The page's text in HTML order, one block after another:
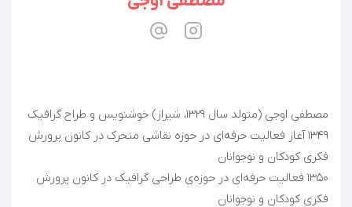
۱۳۴۹ آغاز فعالیت حرفه‌ای در حوزه نقاشی متحرک در کانون پرورش
۱۳۵۰ فعالیت حرفه‌ای در حوزه‌ی طراحی گرافیک در کانون پرورش